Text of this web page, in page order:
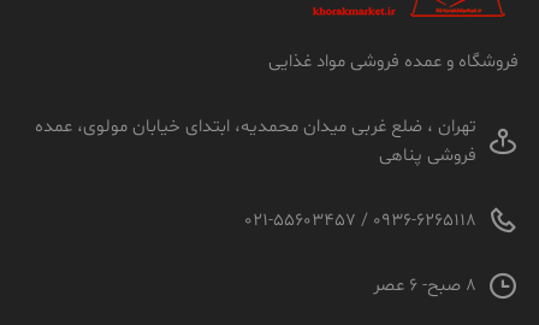
فروشگاه و عمده فروشی مواد غذایی
تهران ، ضلع غربی میدان محمدیه، ابتدای خیابان مولوی، عمده
فروشی پناهی
0936-6265118 / 021-55603457
8 صبح- 6 عصر